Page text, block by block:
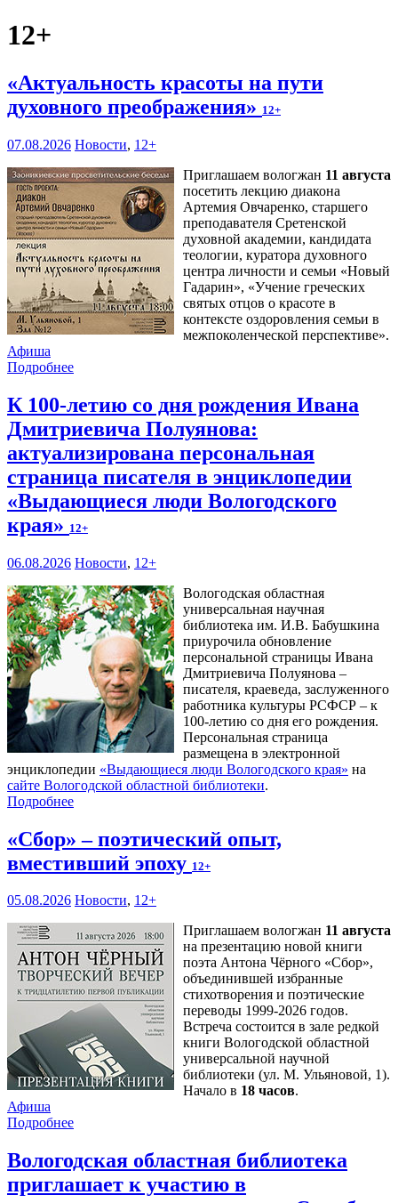
12+
«Актуальность красоты на пути
духовного преображения» 12+
07.08.2026 Новости, 12+
Приглашаем вологжан 11 августа
посетить лекцию диакона
Артемия Овчаренко, старшего
преподавателя Сретенской
духовной академии, кандидата
теологии, куратора духовного
центра личности и семьи «Новый
Гадарин», «Учение греческих
святых отцов о красоте в
контексте оздоровления семьи в
межпоколенческой перспективе».
Афиша
Подробнее
К 100-летию со дня рождения Ивана
Дмитриевича Полуянова:
актуализирована персональная
страница писателя в энциклопедии
«Выдающиеся люди Вологодского
края» 12+
06.08.2026 Новости, 12+
Вологодская областная
универсальная научная
библиотека им. И.В. Бабушкина
приурочила обновление
персональной страницы Ивана
Дмитриевича Полуянова –
писателя, краеведа, заслуженного
работника культуры РСФСР – к
100‑летию со дня его рождения.
Персональная страница
размещена в электронной
энциклопедии «Выдающиеся люди Вологодского края» на
сайте Вологодской областной библиотеки.
Подробнее
«Сбор» – поэтический опыт,
вместивший эпоху 12+
05.08.2026 Новости, 12+
Приглашаем вологжан 11 августа
на презентацию новой книги
поэта Антона Чёрного «Сбор»,
объединившей избранные
стихотворения и поэтические
переводы 1999-2026 годов.
Встреча состоится в зале редкой
книги Вологодской областной
универсальной научной
библиотеки (ул. М. Ульяновой, 1).
Начало в 18 часов.
Афиша
Подробнее
Вологодская областная библиотека
приглашает к участию в